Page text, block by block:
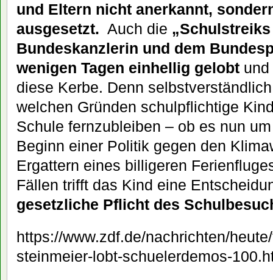
und Eltern nicht anerkannt,
ausgesetzt. Auch die
Bundeskanzlerin und dem
wenigen Tagen einhellig gelobt
diese Kerbe. Denn
welchen Gründen schulpflichtige
Schule fernzubleiben – ob es nun
Beginn einer Politik gegen den
Ergattern eines billigeren
Fällen trifft das Kind eine
gesetzliche Pflicht des
https://www.zdf.de/nachrichten/
steinmeier-lobt-schuelerdemos-